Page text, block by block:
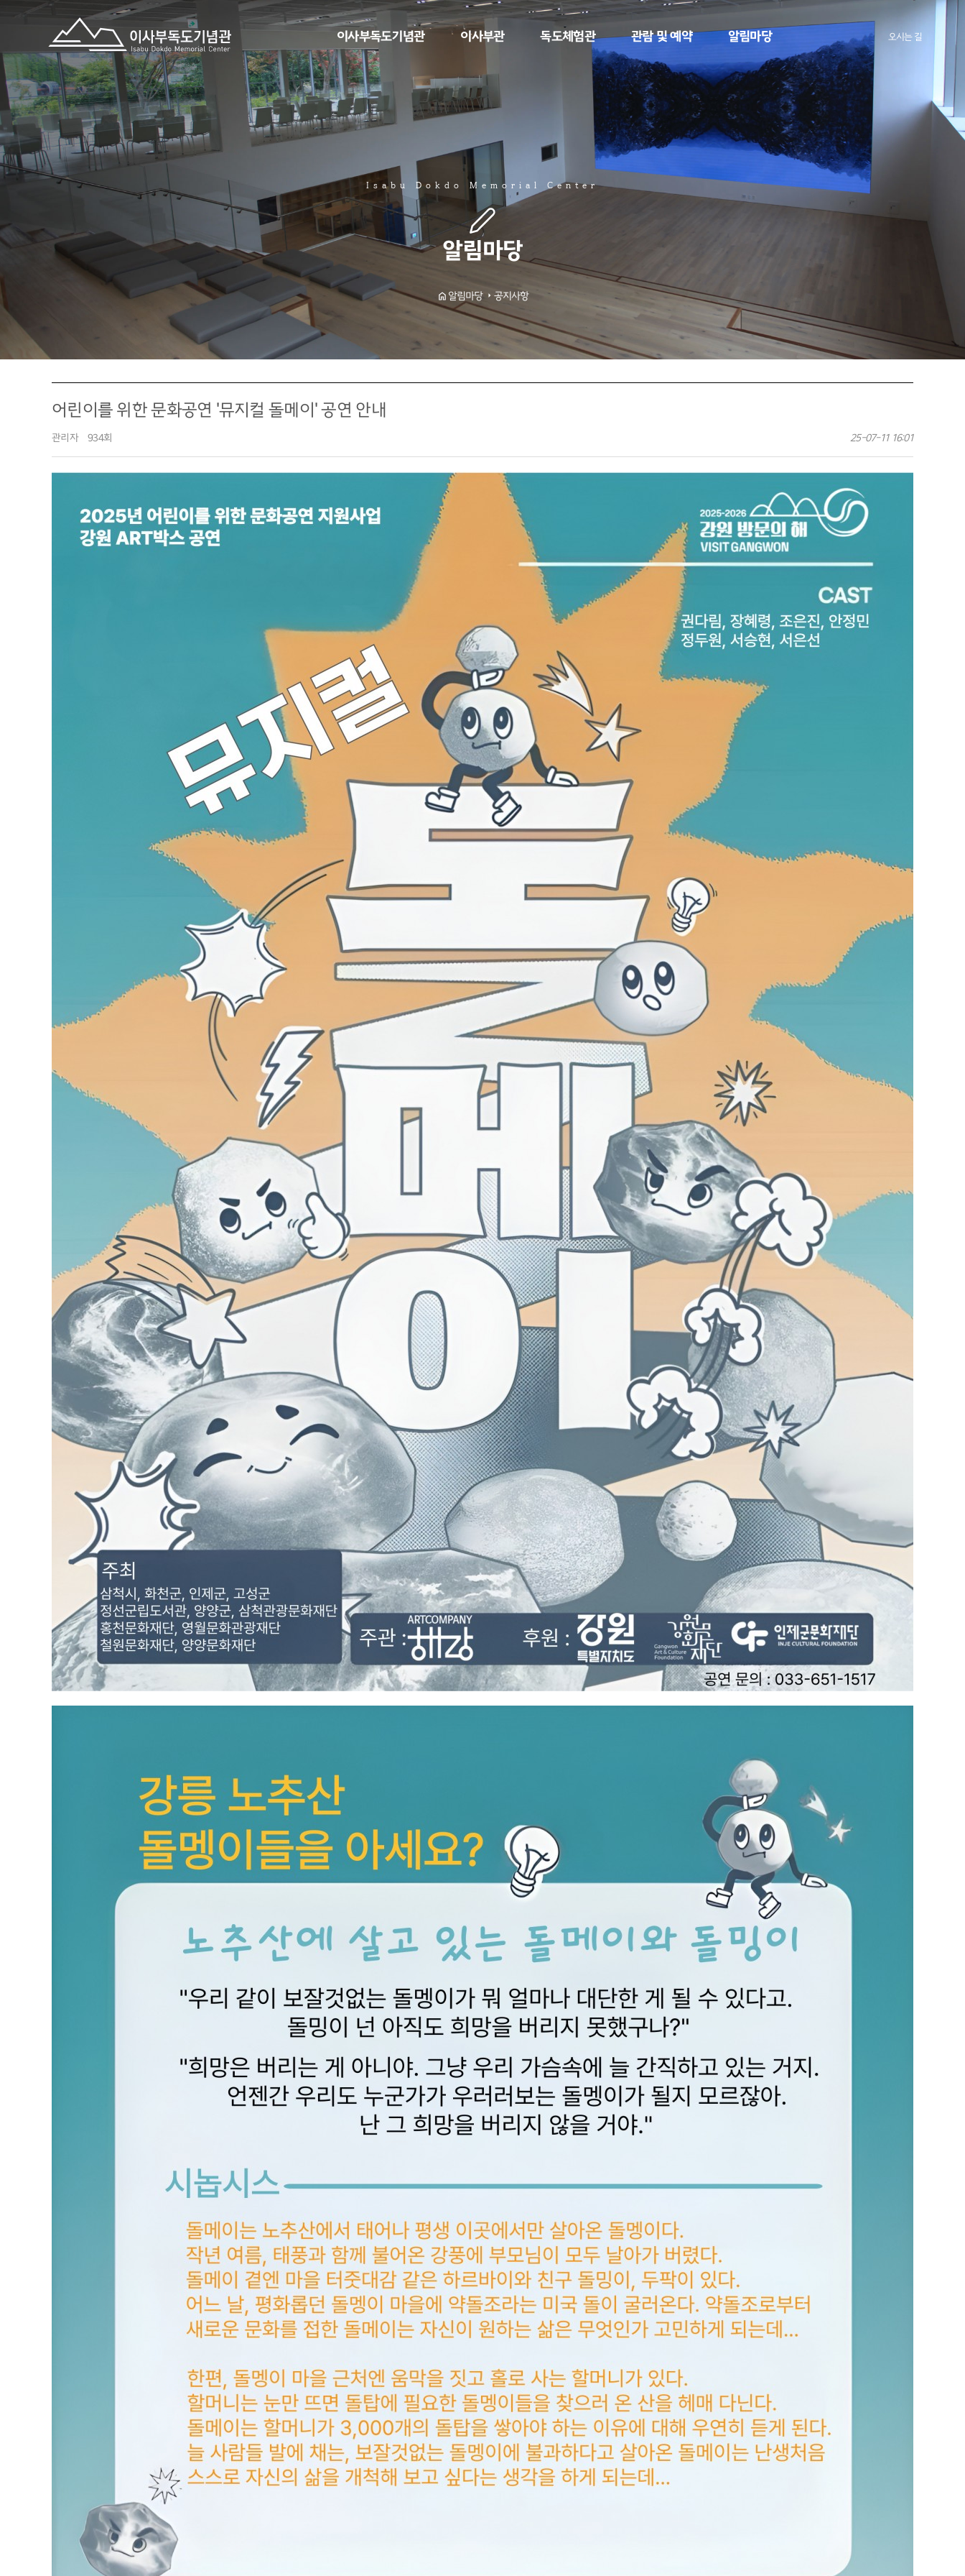
이사부독도기념관 이사부관 독도체험관 관람 및 예약 알림마당 오시는 길
Isabu Dokdo Memorial Center
알림마당
알림마당 공지사항
어린이를 위한 문화공연 '뮤지컬 돌메이' 공연 안내
관리자 934회 25-07-11 16:01